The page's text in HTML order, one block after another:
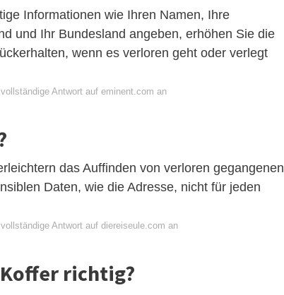
Informationen wie Ihren Namen, Ihre
und Ihr Bundesland angeben, erhöhen Sie die
wenn es verloren geht oder verlegt
Antwort auf eminent.com an
das Auffinden von verloren gegangenen
Daten, wie die Adresse, nicht für jeden
Antwort auf diereiseule.com an
richtig?